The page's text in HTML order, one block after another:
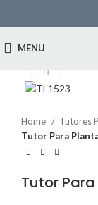
MENU
Home Tutores
Tutor Para
Tutor